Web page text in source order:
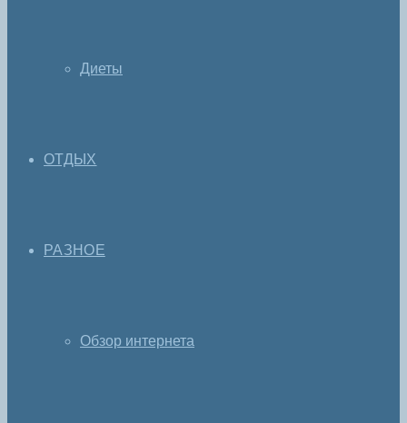
Диеты
ОТДЫХ
РАЗНОЕ
Обзор интернета